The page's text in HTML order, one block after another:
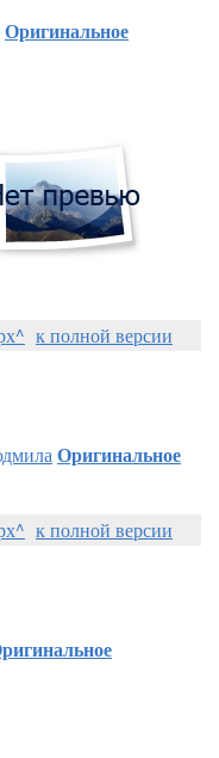
Оригинальное
к полной версии
Оригинальное
к полной версии